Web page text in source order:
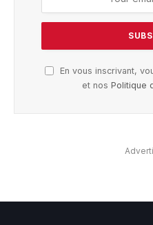
En vous inscrivant,
et nos Politique